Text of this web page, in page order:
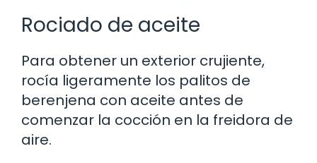
Rociado de aceite
Para obtener un exterior crujiente,
rocía ligeramente los palitos de
berenjena con aceite antes de
comenzar la cocción en la freidora de
aire.